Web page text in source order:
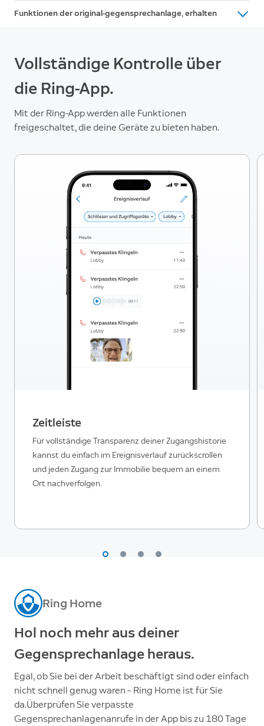
einfachen
Kompatibilitätsprüfung
herausfinden, ob Ring
Veränderungen an der Gegensprechanlage deiner
Veränderungen erforderlich, sodass sich Vermieter keine
kannst du dein intelligentes Zugangssystem einfach
Funktionen der original-gegensprechanlage, erhalten
Intercom Audio funktioniert parallel zur normalen
Gebäude jederzeit gewährleistet ist.
Vollständige Kontrolle über
die Ring-App.
Mit der Ring-App werden alle Funktionen
freigeschaltet, die deine Geräte zu bieten haben.
Zeitleiste
Für vollständige Transparenz deiner Zugangshistorie
kannst du einfach im Ereignisverlauf zurückscrollen
und jeden Zugang zur Immobilie bequem an einem
Ort nachverfolgen.
Ring Home
Hol noch mehr aus deiner
Gegensprechanlage heraus.
Egal, ob Sie bei der Arbeit beschäftigt sind oder einfach
nicht schnell genug waren – Ring Home ist für Sie
da.Überprüfen Sie verpasste
Gegensprechanlagenanrufe in der App bis zu 180 Tage